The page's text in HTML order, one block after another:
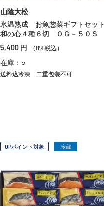
山陰大松
氷温熟成 お魚惣菜ギフトセット
和の心４種６切 ＯＧ－５０Ｓ
5,400 円 （8%税込）
在庫：○
送料込冷凍 二重包装不可
OPポイント対象 冷蔵